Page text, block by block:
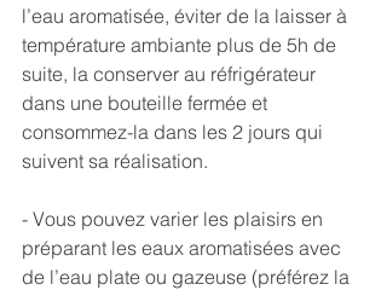
l’eau aromatisée, éviter de la laisser à
température ambiante plus de 5h de
suite, la conserver au réfrigérateur
dans une bouteille fermée et
consommez-la dans les 2 jours qui
suivent sa réalisation.
- Vous pouvez varier les plaisirs en
préparant les eaux aromatisées avec
de l’eau plate ou gazeuse (préférez la